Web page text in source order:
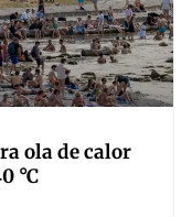
ola de calor
°C